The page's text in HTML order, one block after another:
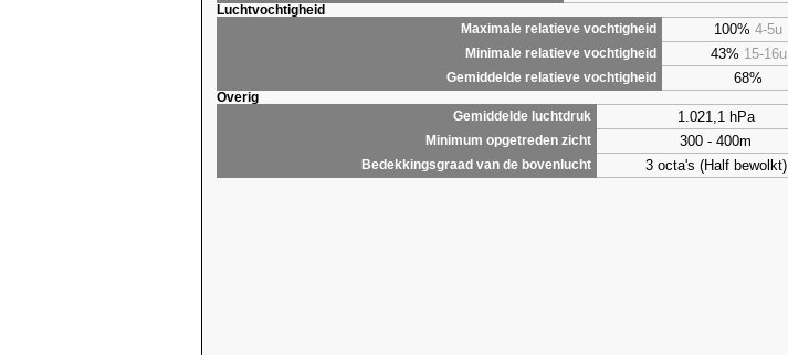
Luchtvochtigheid
Maximale relatieve vochtigheid
100%4-5u
Minimale relatieve vochtigheid 43% 15-16u
Gemiddelde relatieve vochtigheid 68%
Overig
Gemiddelde luchtdruk
1.021,1 hPa
Minimum opgetreden zicht 300 - 400m
Bedekkingsgraad van de bovenlucht 3 octa's (Half bewolkt)